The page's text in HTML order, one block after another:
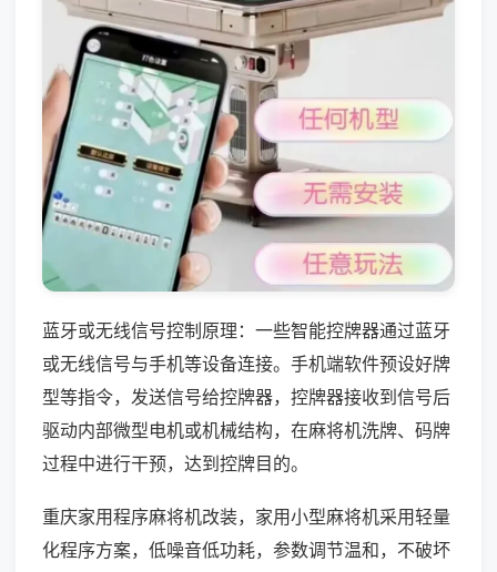
蓝牙或无线信号控制原理：一些智能控牌器通过蓝牙
或无线信号与手机等设备连接。手机端软件预设好牌
型等指令，发送信号给控牌器，控牌器接收到信号后
驱动内部微型电机或机械结构，在麻将机洗牌、码牌
过程中进行干预，达到控牌目的。
重庆家用程序麻将机改装，家用小型麻将机采用轻量
化程序方案，低噪音低功耗，参数调节温和，不破坏